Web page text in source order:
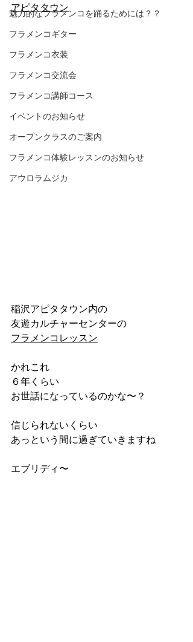
魅力的なフラメンコを踊るためには？？
フラメンコギター
フラメンコ衣装
フラメンコ交流会
フラメンコ講師コース
イベントのお知らせ
オープンクラスのご案内
フラメンコ体験レッスンのお知らせ
アウロラムジカ
アピタタウン
稲沢アピタタウン内の
友遊カルチャーセンターの
フラメンコレッスン
かれこれ
６年くらい
お世話になっているのかな〜？
信じられないくらい
あっという間に過ぎていきますね
エブリディ〜